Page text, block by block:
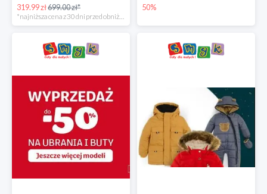
319.99 zł699.00 zł* 50%